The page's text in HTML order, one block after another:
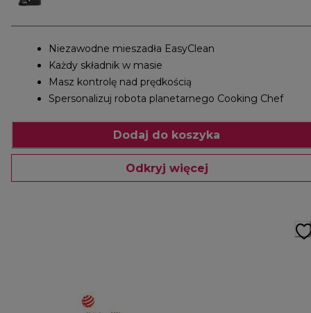
Niezawodne mieszadła EasyClean
Każdy składnik w masie
Masz kontrolę nad prędkością
Spersonalizuj robota planetarnego Cooking Chef
Dodaj do koszyka
Odkryj więcej